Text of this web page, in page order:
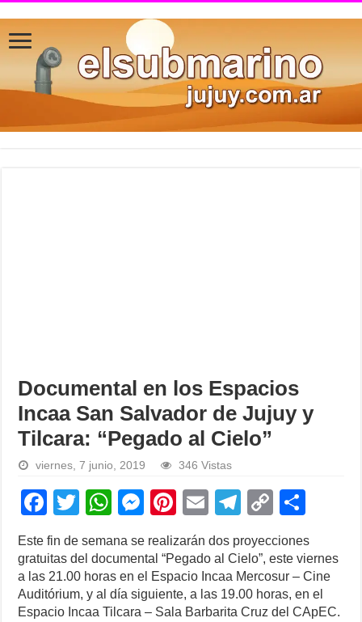
Documental en los Espacios
Incaa San Salvador de Jujuy y
Tilcara: “Pegado al Cielo”
viernes, 7 junio, 2019 346 Vistas
F
a
c
e
b
T
tt
er
W
at
s
A
M
ss
e
n
Pi
nt
er
e
st
E
m
ail
T
e
gr
a
C
o
p
y
Li
ar
e
Este fin de semana se realizarán dos proyecciones
gratuitas del documental “Pegado al Cielo”, este viernes
a las 21.00 horas en el Espacio Incaa Mercosur – Cine
Auditórium, y al día siguiente, a las 19.00 horas, en el
Espacio Incaa Tilcara – Sala Barbarita Cruz del CApEC.